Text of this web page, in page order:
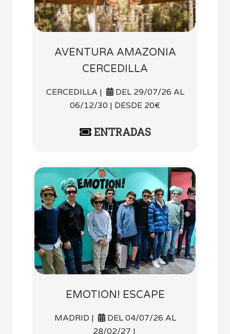
AVENTURA AMAZONIA
CERCEDILLA
CERCEDILLA |
DEL 29/07/26 AL
06/12/30 | DESDE 20€
ENTRADAS
EMOTION! ESCAPE
MADRID |
DEL 04/07/26 AL
28/02/27 |